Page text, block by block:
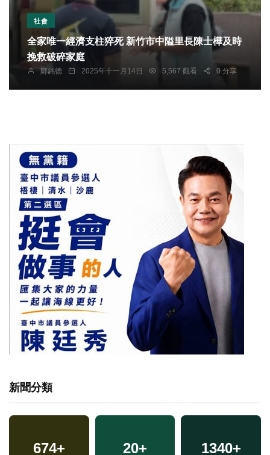
社會
全家唯一經濟支柱猝死 新竹市中隘里長陳士樺及時
挽救破碎家庭
鄭銘德 2025年十一月14日 5,567 觀看 0 分享
新聞分類
674+ 20+ 1340+